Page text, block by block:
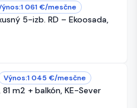
1 061€/mesčne
5-izb. RD – Ekoosada,
Výnos:1 045 €/mesčne
m2 + balkón, KE-Sever